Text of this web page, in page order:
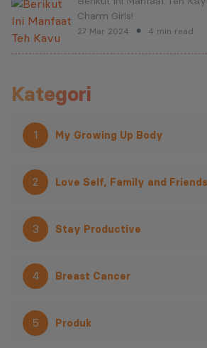
Charm Girls!
27 Mar 2024 ● 4 min read
Kategori
1 My Growing Up Body
2 Love Self, Family and Friends
3 Stay Productive
4 Breast Cancer
5 Produk